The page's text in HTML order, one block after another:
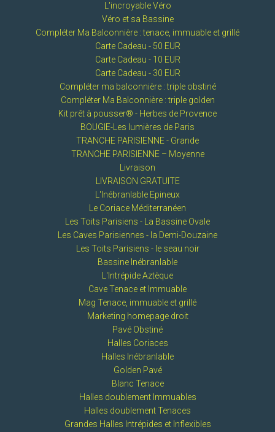
L'incroyable Véro
Véro et sa Bassine
Compléter Ma Balconnière : tenace, immuable et grillé
Carte Cadeau - 50 EUR
Carte Cadeau - 10 EUR
Carte Cadeau - 30 EUR
Compléter ma balconnière : triple obstiné
Compléter Ma Balconnière : triple golden
Kit prêt à pousser® - Herbes de Provence
BOUGIE-Les lumières de Paris
TRANCHE PARISIENNE - Grande
TRANCHE PARISIENNE – Moyenne
Livraison
LIVRAISON GRATUITE
L'Inébranlable Epineux
Le Coriace Méditerranéen
Les Toits Parisiens - La Bassine Ovale
Les Caves Parisiennes - la Demi-Douzaine
Les Toits Parisiens - le seau noir
Bassine Inébranlable
L'Intrépide Aztèque
Cave Tenace et Immuable
Mag Tenace, immuable et grillé
Marketing homepage droit
Pavé Obstiné
Halles Coriaces
Halles Inébranlable
Golden Pavé
Blanc Tenace
Halles doublement Immuables
Halles doublement Tenaces
Grandes Halles Intrépides et Inflexibles